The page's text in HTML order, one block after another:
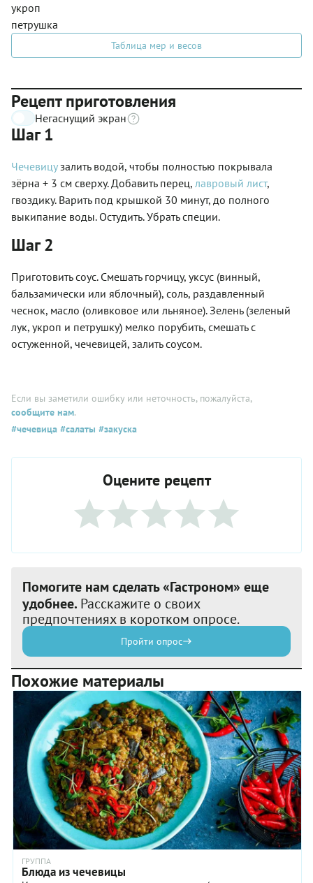
укроп
петрушка
Таблица мер и весов
Рецепт приготовления
Негаснущий экран
Шаг 1
Чечевицузалить водой, чтобы полностью покрывала
зёрна + 3 см сверху. Добавить перец, лавровый лист,
гвоздику. Варить под крышкой 30 минут, до полного
выкипание воды. Остудить. Убрать специи.
Шаг 2
Приготовить соус. Смешать горчицу, уксус (винный,
бальзамически или яблочный), соль, раздавленный
чеснок, масло (оливковое или льняное). Зелень (зеленый
лук, укроп и петрушку) мелко порубить, смешать с
остуженной, чечевицей, залить соусом.
Если вы заметили ошибку или неточность, пожалуйста,
сообщите нам.
#чечевица #салаты #закуска
Оцените рецепт
Помогите нам сделать «Гастроном» еще
удобнее. Расскажите о своих
предпочтениях в коротком опросе.
Пройти опрос
Похожие материалы
ГРУППА
Блюда из чечевицы